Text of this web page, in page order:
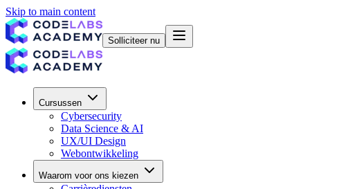
Skip to main content
Solliciteer nu
Cursussen
Cybersecurity
Data Science & AI
UX/UI Design
Webontwikkeling
Waarom voor ons kiezen